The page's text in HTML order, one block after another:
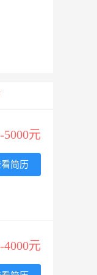
5000元
简历
4000元